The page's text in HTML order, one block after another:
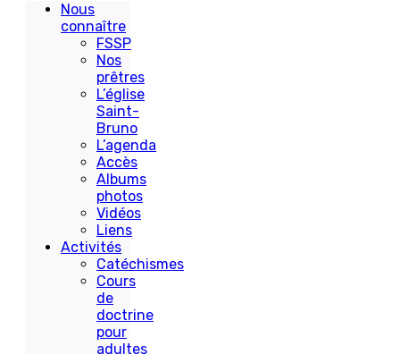
Nous
connaître
FSSP
Nos
prêtres
L’église
Saint-
Bruno
L’agenda
Accès
Albums
photos
Vidéos
Liens
Activités
Catéchismes
Cours
de
doctrine
pour
adultes